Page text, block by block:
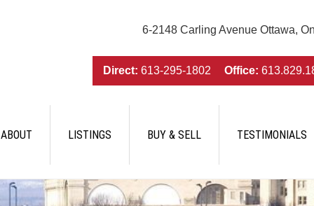
6-2148 Carling Avenue Ottawa,
Direct: 613-295-1802 Office:
ABOUT LISTINGS BUY & SELL TESTIMONIALS